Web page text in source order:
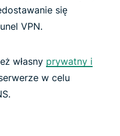
się
VPN.
własny prywatny i
w celu